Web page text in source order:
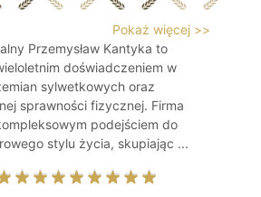
Pokaż więcej >>
Przemysław Kantyka to
doświadczeniem w
sylwetkowych oraz
sprawności fizycznej. Firma
podejściem do
stylu życia, skupiając ...